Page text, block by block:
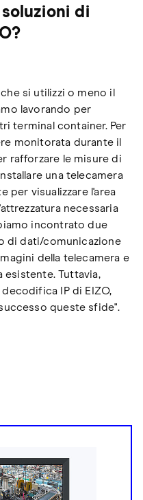
di
si utilizzi o meno il
lavorando per
terminal container. Per
monitorata durante il
rafforzare le misure di
una telecamera
per visualizzare l'area
necessaria
incontrato due
di dati/comunicazione
della telecamera e
esistente. Tuttavia,
IP di EIZO,
queste sfide".